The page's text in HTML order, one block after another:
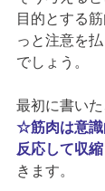
目的とする
っと注意を
でしょう。
最初に書いた
☆筋肉は意識
反応して収
きます。